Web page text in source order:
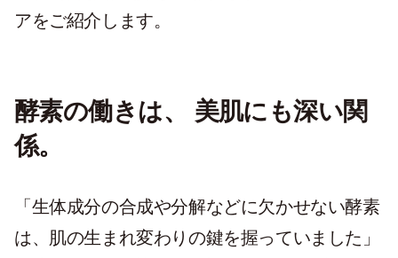
アをご紹介します。
酵素の働きは、 美肌にも深い関
係。
「生体成分の合成や分解などに欠かせない酵素
は、肌の生まれ変わりの鍵を握っていました」